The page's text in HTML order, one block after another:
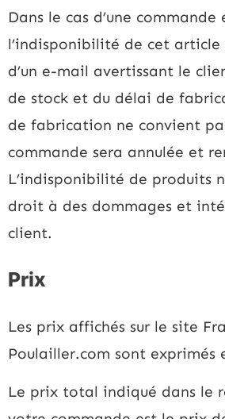
Dans le cas d’une commande
l’indisponibilité de cet article
d’un e-mail avertissant le
de stock et du délai de
de fabrication ne convient
commande sera annulée et
L’indisponibilité de produits
droit à des dommages et
client.
Prix
Les prix affichés sur le site
Poulailler.com sont exprimés
Le prix total indiqué dans le